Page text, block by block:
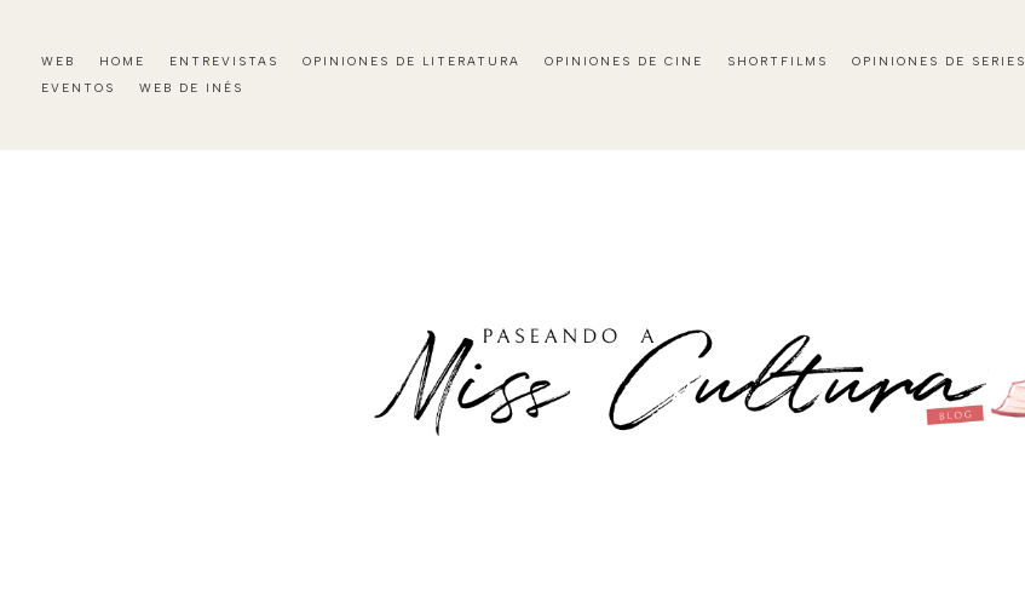
WEB HOME ENTREVISTAS OPINIONES DE LITERATURA OPINIONES DE CINE SHORTFILMS OPINIONES DE SERIES
EVENTOS
WEB DE INÉS